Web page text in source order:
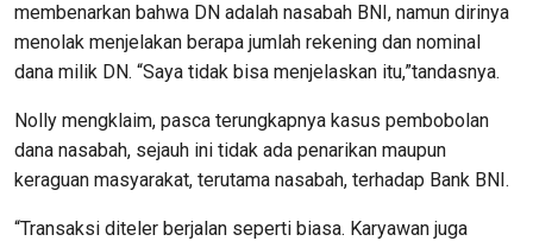
membenarkan bahwa DN adalah nasabah BNI, namun dirinya
menolak menjelakan berapa jumlah rekening dan nominal
dana milik DN. “Saya tidak bisa menjelaskan itu,”tandasnya.
Nolly mengklaim, pasca terungkapnya kasus pembobolan
dana nasabah, sejauh ini tidak ada penarikan maupun
keraguan masyarakat, terutama nasabah, terhadap Bank BNI.
“Transaksi diteler berjalan seperti biasa. Karyawan juga